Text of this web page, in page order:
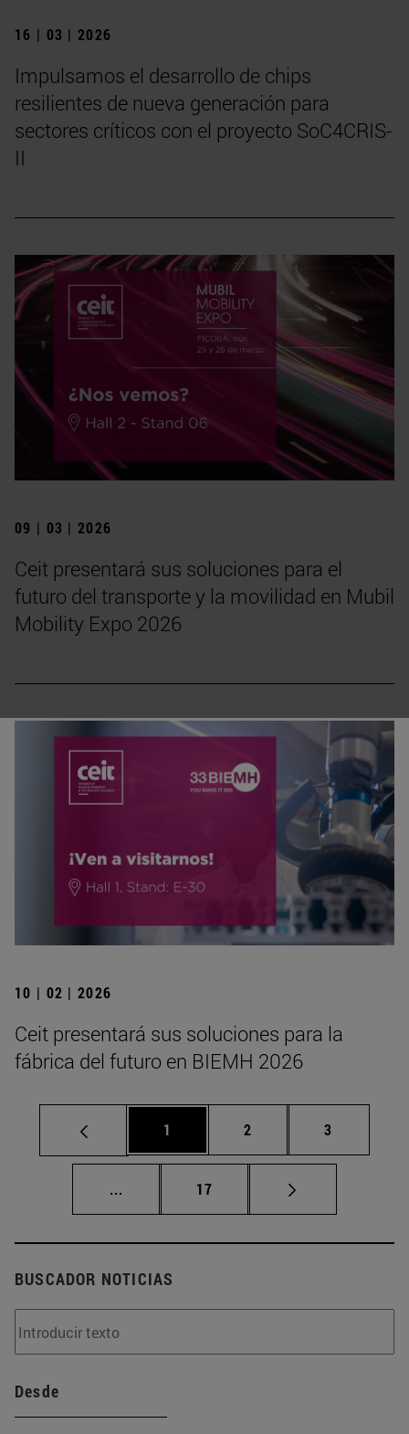
16 | 03 | 2026
Impulsamos el desarrollo de chips
resilientes de nueva generación para
sectores críticos con el proyecto SoC4CRIS-
II
09 | 03 | 2026
Ceit presentará sus soluciones para el
futuro del transporte y la movilidad en Mubil
Mobility Expo 2026
10 | 02 | 2026
Ceit presentará sus soluciones para la
fábrica del futuro en BIEMH 2026
Página
1 Página
2 Página
3
... Páginas intermedias Use TAB para
Página
17
BUSCADOR NOTICIAS
Desde